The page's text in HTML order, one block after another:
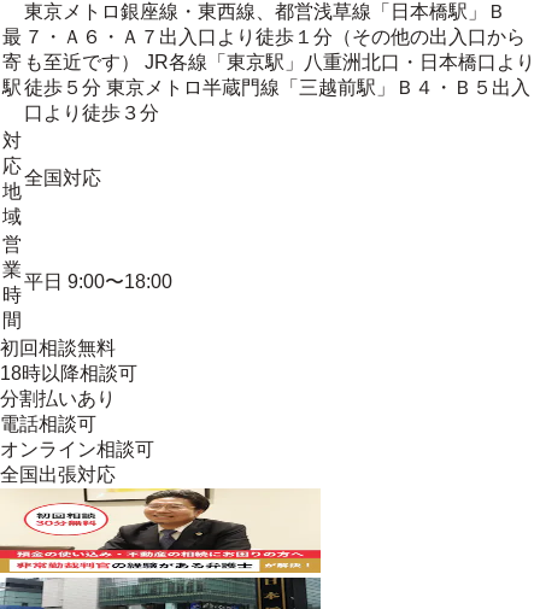
最
寄
駅
東京メトロ銀座線・東西線、都営浅草線「日本橋駅」Ｂ
７・Ａ６・Ａ７出入口より徒歩１分（その他の出入口から
も至近です） JR各線「東京駅」八重洲北口・日本橋口より
徒歩５分 東京メトロ半蔵門線「三越前駅」Ｂ４・Ｂ５出入
口より徒歩３分
対
応
地
域
全国対応
営
業
時
間
平日 9:00〜18:00
初回相談無料
18時以降相談可
分割払いあり
電話相談可
オンライン相談可
全国出張対応